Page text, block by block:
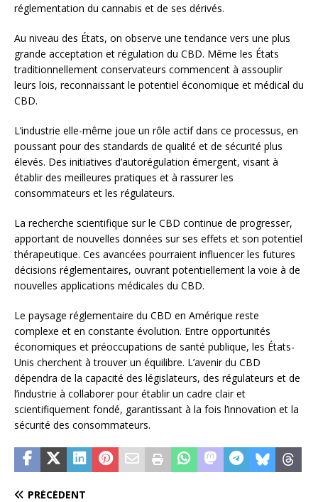
réglementation du cannabis et de ses dérivés.
Au niveau des États, on observe une tendance vers une plus
grande acceptation et régulation du CBD. Même les États
traditionnellement conservateurs commencent à assouplir
leurs lois, reconnaissant le potentiel économique et médical du
CBD.
L’industrie elle-même joue un rôle actif dans ce processus, en
poussant pour des standards de qualité et de sécurité plus
élevés. Des initiatives d’autorégulation émergent, visant à
établir des meilleures pratiques et à rassurer les
consommateurs et les régulateurs.
La recherche scientifique sur le CBD continue de progresser,
apportant de nouvelles données sur ses effets et son potentiel
thérapeutique. Ces avancées pourraient influencer les futures
décisions réglementaires, ouvrant potentiellement la voie à de
nouvelles applications médicales du CBD.
Le paysage réglementaire du CBD en Amérique reste
complexe et en constante évolution. Entre opportunités
économiques et préoccupations de santé publique, les États-
Unis cherchent à trouver un équilibre. L’avenir du CBD
dépendra de la capacité des législateurs, des régulateurs et de
l’industrie à collaborer pour établir un cadre clair et
scientifiquement fondé, garantissant à la fois l’innovation et la
sécurité des consommateurs.
PRÉCÉDENT